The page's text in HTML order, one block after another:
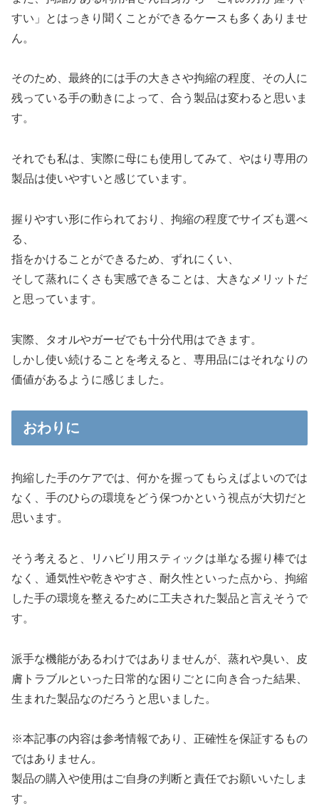
すい」とはっきり聞くことができるケースも多くありませ
ん。
そのため、最終的には手の大きさや拘縮の程度、その人に
残っている手の動きによって、合う製品は変わると思いま
す。
それでも私は、実際に母にも使用してみて、やはり専用の
製品は使いやすいと感じています。
握りやすい形に作られており、拘縮の程度でサイズも選べ
る、
指をかけることができるため、ずれにくい、
そして蒸れにくさも実感できることは、大きなメリットだ
と思っています。
実際、タオルやガーゼでも十分代用はできます。
しかし使い続けることを考えると、専用品にはそれなりの
価値があるように感じました。
おわりに
拘縮した手のケアでは、何かを握ってもらえばよいのでは
なく、手のひらの環境をどう保つかという視点が大切だと
思います。
そう考えると、リハビリ用スティックは単なる握り棒では
なく、通気性や乾きやすさ、耐久性といった点から、拘縮
した手の環境を整えるために工夫された製品と言えそうで
す。
派手な機能があるわけではありませんが、蒸れや臭い、皮
膚トラブルといった日常的な困りごとに向き合った結果、
生まれた製品なのだろうと思いました。
※本記事の内容は参考情報であり、正確性を保証するもの
ではありません。
製品の購入や使用はご自身の判断と責任でお願いいたしま
す。